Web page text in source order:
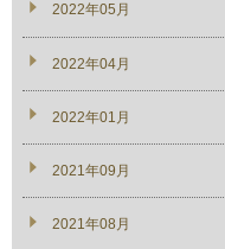
2022年05月
2022年04月
2022年01月
2021年09月
2021年08月